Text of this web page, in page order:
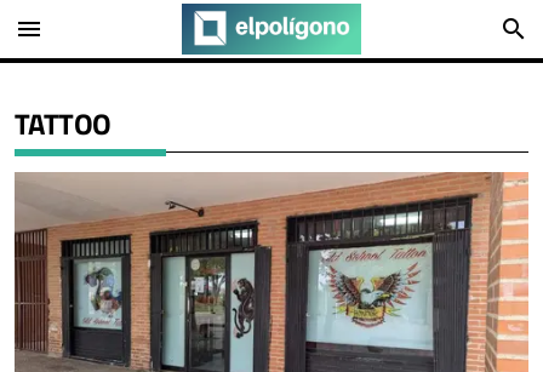
menu search
TATTOO